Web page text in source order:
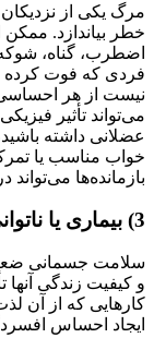
مرگ یکی از نزدیکان
خطر بیاندازد.
اضطرب، گناه،
فردی که فوت کرده
نیست از هر احساسی
می‌تواند تأثیر
عضلانی داشته
خواب مناسب یا
بازمانده‌ها می‌تواند
3) بیماری یا ناتوانی جسمی
سلامت جسمانی
و کیفیت زندگی آنها
کارهایی که از آن
ایجاد احساس